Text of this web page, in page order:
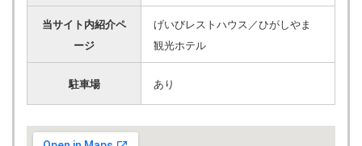
当サイト内紹介ペ
ージ
げいびレストハウス ／ひがしやま
観光ホテル
駐車場 あり